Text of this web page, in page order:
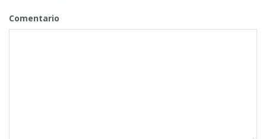
Comentario